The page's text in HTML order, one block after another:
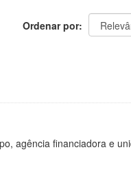
Ordenar por
agência financiadora e